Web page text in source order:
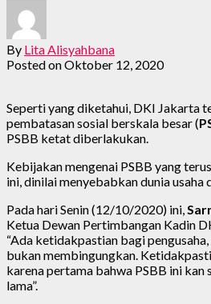
By Lita Alisyahbana
Posted onOktober 12, 2020
Seperti yang diketahui, DKI Jakarta
pembatasan sosial berskala besar (
PSBB ketat diberlakukan.
Kebijakan mengenai PSBB yang
ini, dinilai menyebabkan dunia
Pada hari Senin (12/10/2020) ini,
Ketua Dewan Pertimbangan Kadin
“Ada ketidakpastian bagi
bukan membingungkan.
karena pertama bahwa PSBB ini kan
lama”.